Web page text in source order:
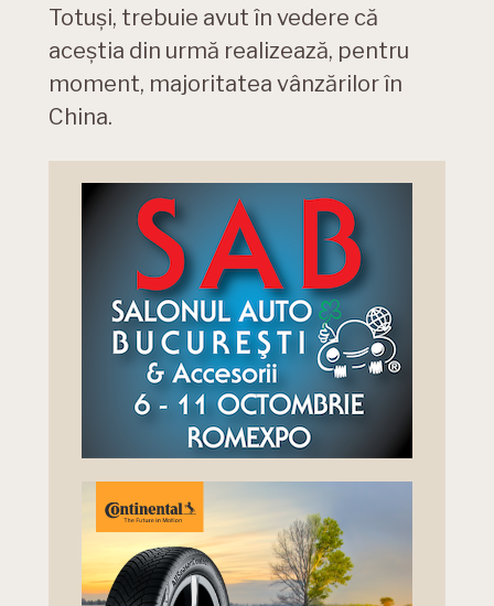
Totuși, trebuie avut în vedere că
aceștia din urmă realizează, pentru
moment, majoritatea vânzărilor în
China.